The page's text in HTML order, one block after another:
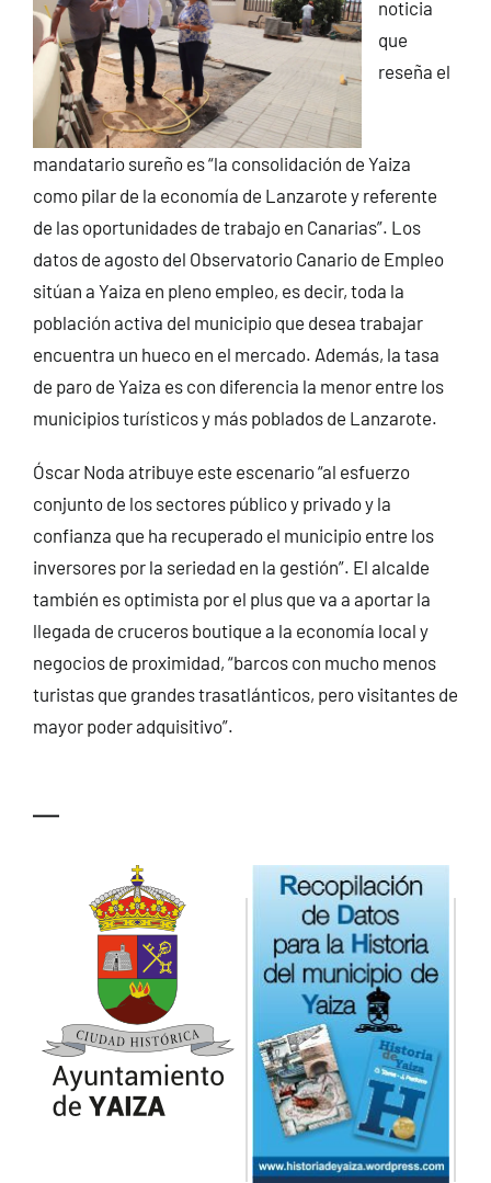
noticia
que
reseña el
mandatario sureño es “la consolidación de Yaiza
como pilar de la economía de Lanzarote y referente
de las oportunidades de trabajo en Canarias”. Los
datos de agosto del Observatorio Canario de Empleo
sitúan a Yaiza en pleno empleo, es decir, toda la
población activa del municipio que desea trabajar
encuentra un hueco en el mercado. Además, la tasa
de paro de Yaiza es con diferencia la menor entre los
municipios turísticos y más poblados de Lanzarote.
Óscar Noda atribuye este escenario “al esfuerzo
conjunto de los sectores público y privado y la
confianza que ha recuperado el municipio entre los
inversores por la seriedad en la gestión”. El alcalde
también es optimista por el plus que va a aportar la
llegada de cruceros boutique a la economía local y
negocios de proximidad, “barcos con mucho menos
turistas que grandes trasatlánticos, pero visitantes de
mayor poder adquisitivo”.
—